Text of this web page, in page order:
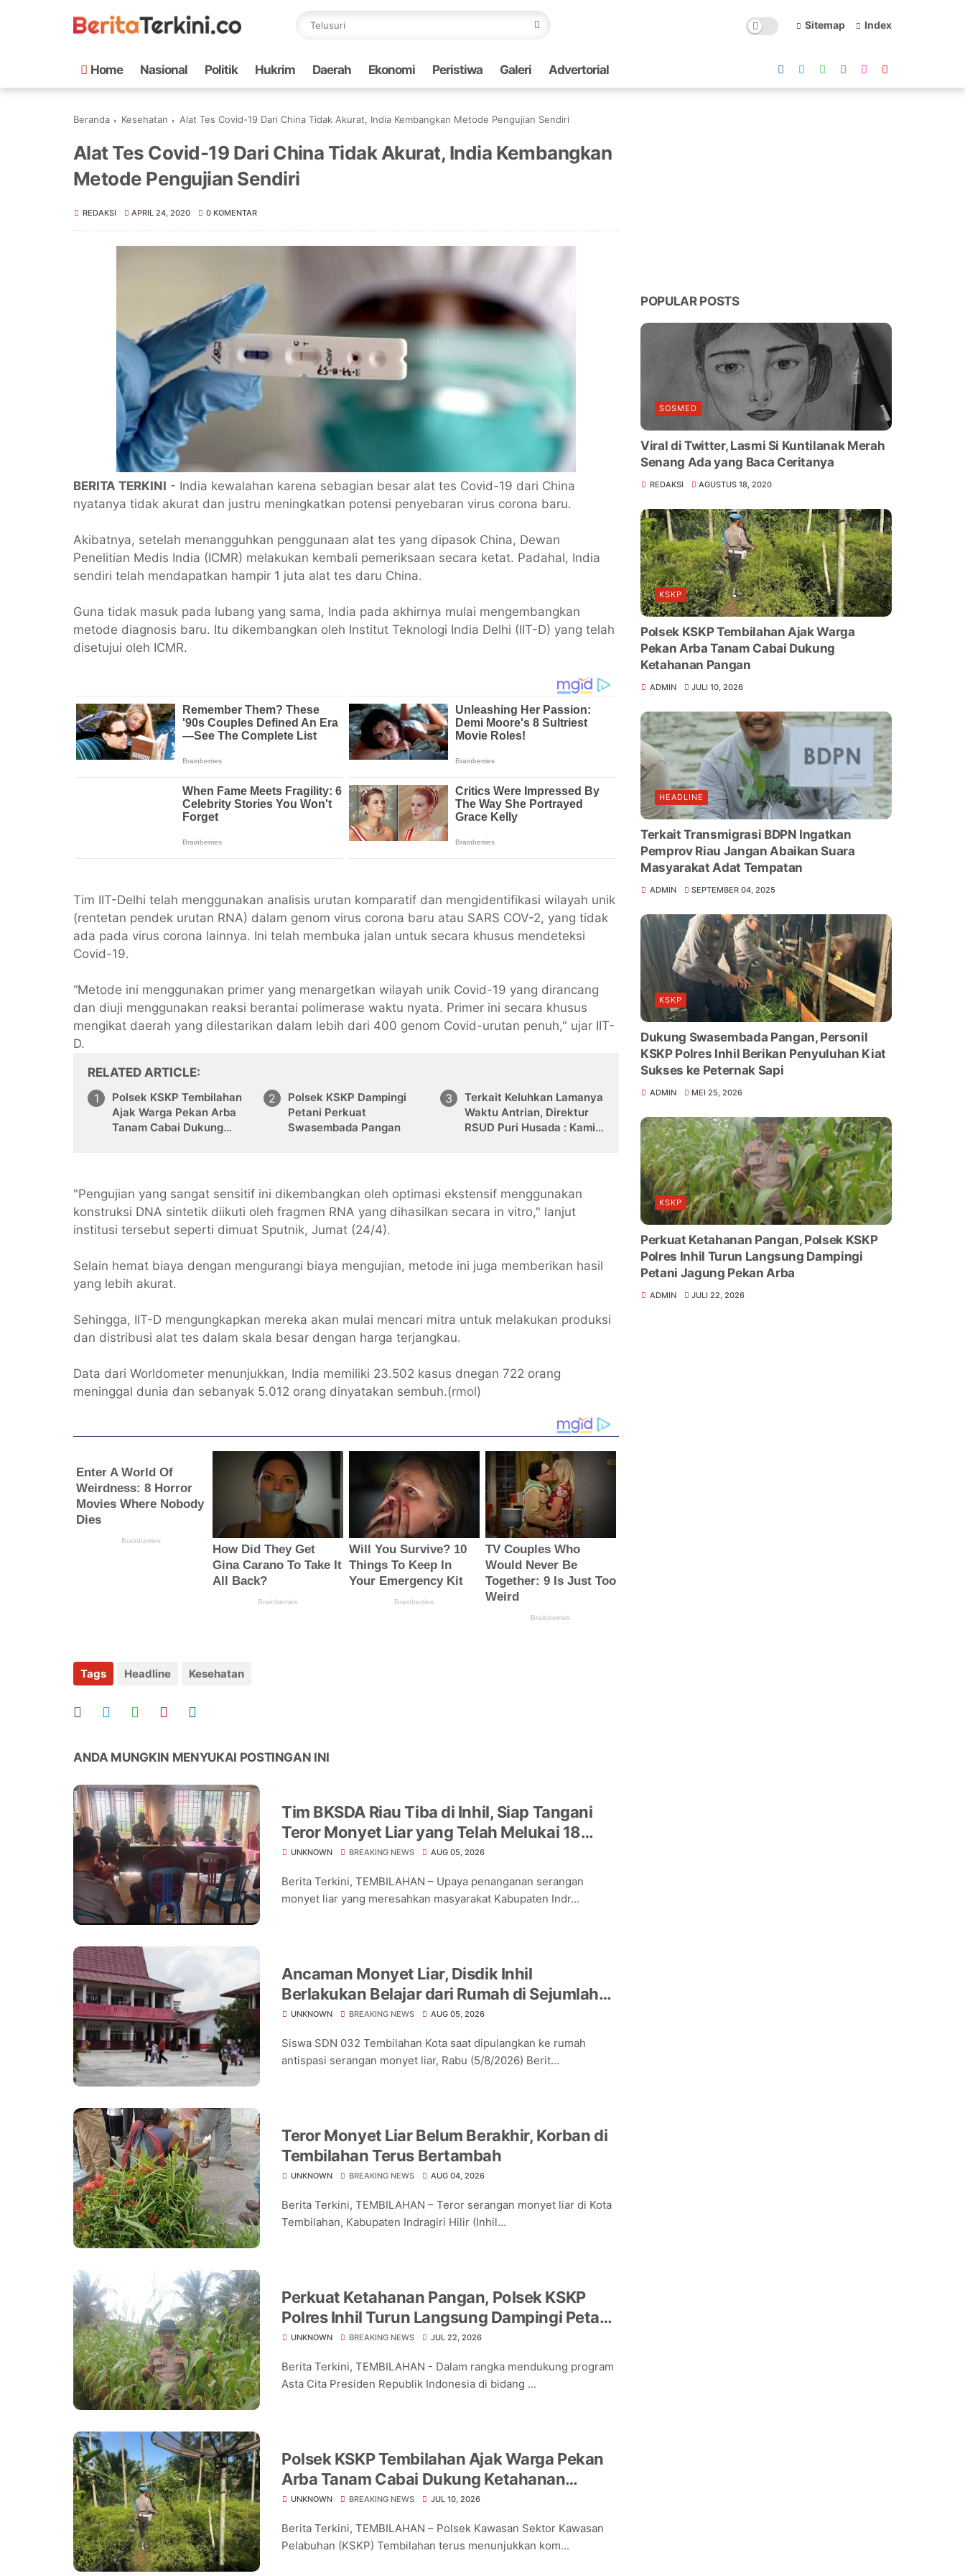
Sitemap Index
Home Nasional Politik Hukrim Daerah Ekonomi Peristiwa Galeri Advertorial
Beranda Kesehatan Alat Tes Covid-19 Dari China Tidak Akurat, India Kembangkan Metode Pengujian Sendiri
Alat Tes Covid-19 Dari China Tidak Akurat, India Kembangkan
Metode Pengujian Sendiri
REDAKSI APRIL 24, 2020 0 KOMENTAR
BERITA TERKINI - India kewalahan karena sebagian besar alat tes Covid-19 dari China
nyatanya tidak akurat dan justru meningkatkan potensi penyebaran virus corona baru.
Akibatnya, setelah menangguhkan penggunaan alat tes yang dipasok China, Dewan
Penelitian Medis India (ICMR) melakukan kembali pemeriksaan secara ketat. Padahal, India
sendiri telah mendapatkan hampir 1 juta alat tes daru China.
Guna tidak masuk pada lubang yang sama, India pada akhirnya mulai mengembangkan
metode diagnosis baru. Itu dikembangkan oleh Institut Teknologi India Delhi (IIT-D) yang telah
disetujui oleh ICMR.
Tim IIT-Delhi telah menggunakan analisis urutan komparatif dan mengidentifikasi wilayah unik
(rentetan pendek urutan RNA) dalam genom virus corona baru atau SARS COV-2, yang tidak
ada pada virus corona lainnya. Ini telah membuka jalan untuk secara khusus mendeteksi
Covid-19.
“Metode ini menggunakan primer yang menargetkan wilayah unik Covid-19 yang dirancang
dan diuji menggunakan reaksi berantai polimerase waktu nyata. Primer ini secara khusus
mengikat daerah yang dilestarikan dalam lebih dari 400 genom Covid-urutan penuh," ujar IIT-
D.
RELATED ARTICLE
Polsek KSKP Tembilahan
Ajak Warga Pekan Arba
Tanam Cabai Dukung
Polsek KSKP Dampingi
Petani Perkuat
Swasembada Pangan
Terkait Keluhkan Lamanya
Waktu Antrian, Direktur
RSUD Puri Husada : Kami
"Pengujian yang sangat sensitif ini dikembangkan oleh optimasi ekstensif menggunakan
konstruksi DNA sintetik diikuti oleh fragmen RNA yang dihasilkan secara in vitro," lanjut
institusi tersebut seperti dimuat Sputnik, Jumat (24/4).
Selain hemat biaya dengan mengurangi biaya mengujian, metode ini juga memberikan hasil
yang lebih akurat.
Sehingga, IIT-D mengungkapkan mereka akan mulai mencari mitra untuk melakukan produksi
dan distribusi alat tes dalam skala besar dengan harga terjangkau.
Data dari Worldometer menunjukkan, India memiliki 23.502 kasus dnegan 722 orang
meninggal dunia dan sebanyak 5.012 orang dinyatakan sembuh.(rmol)
Tags Headline Kesehatan
ANDA MUNGKIN MENYUKAI POSTINGAN INI
Tim BKSDA Riau Tiba di Inhil, Siap Tangani
Teror Monyet Liar yang Telah Melukai 18
Warga
UNKNOWN BREAKING NEWS AUG 05, 2026
Berita Terkini, TEMBILAHAN – Upaya penanganan serangan
monyet liar yang meresahkan masyarakat Kabupaten Indr...
Ancaman Monyet Liar, Disdik Inhil
Berlakukan Belajar dari Rumah di Sejumlah
Sekolah Tembilahan
UNKNOWN BREAKING NEWS AUG 05, 2026
Siswa SDN 032 Tembilahan Kota saat dipulangkan ke rumah
antispasi serangan monyet liar, Rabu (5/8/2026) Berit...
Teror Monyet Liar Belum Berakhir, Korban di
Tembilahan Terus Bertambah
UNKNOWN BREAKING NEWS AUG 04, 2026
Berita Terkini, TEMBILAHAN – Teror serangan monyet liar di Kota
Tembilahan, Kabupaten Indragiri Hilir (Inhil...
Perkuat Ketahanan Pangan, Polsek KSKP
Polres Inhil Turun Langsung Dampingi Petani
Jagung Pekan Arba
UNKNOWN BREAKING NEWS JUL 22, 2026
Berita Terkini, TEMBILAHAN - Dalam rangka mendukung program
Asta Cita Presiden Republik Indonesia di bidang ...
Polsek KSKP Tembilahan Ajak Warga Pekan
Arba Tanam Cabai Dukung Ketahanan
Pangan
UNKNOWN BREAKING NEWS JUL 10, 2026
Berita Terkini, TEMBILAHAN – Polsek Kawasan Sektor Kawasan
Pelabuhan (KSKP) Tembilahan terus menunjukkan kom...
POPULAR POSTS
SOSMED
Viral di Twitter, Lasmi Si Kuntilanak Merah
Senang Ada yang Baca Ceritanya
REDAKSI AGUSTUS 18, 2020
KSKP
Polsek KSKP Tembilahan Ajak Warga
Pekan Arba Tanam Cabai Dukung
Ketahanan Pangan
ADMIN JULI 10, 2026
HEADLINE
Terkait Transmigrasi BDPN Ingatkan
Pemprov Riau Jangan Abaikan Suara
Masyarakat Adat Tempatan
ADMIN SEPTEMBER 04, 2025
KSKP
Dukung Swasembada Pangan, Personil
KSKP Polres Inhil Berikan Penyuluhan Kiat
Sukses ke Peternak Sapi
ADMIN MEI 25, 2026
KSKP
Perkuat Ketahanan Pangan, Polsek KSKP
Polres Inhil Turun Langsung Dampingi
Petani Jagung Pekan Arba
ADMIN JULI 22, 2026